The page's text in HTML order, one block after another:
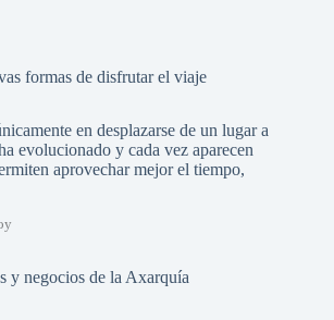
formas de disfrutar el viaje
en desplazarse de un lugar a
evolucionado y cada vez aparecen
aprovechar mejor el tiempo,
y negocios de la Axarquía